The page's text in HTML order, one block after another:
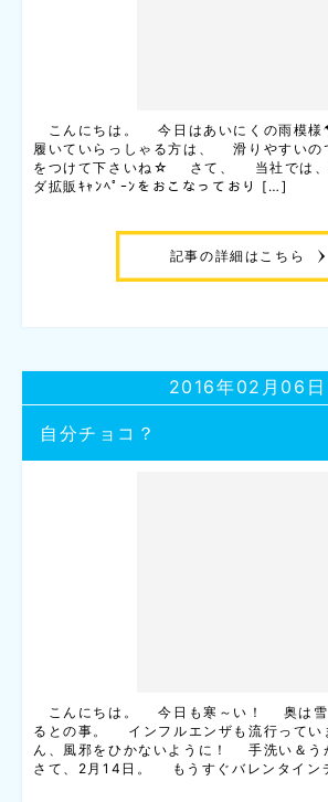
こんにちは。 今日はあいにくの雨模
履いていらっしゃる方は、 滑りやすいの
をつけて下さいね☆ さて、 当社では
ダ拡販ｷｬﾝﾍﾟｰﾝをおこなっており […]
記事の詳細はこちら
自分チョコ？
2016年02月06日
こんにちは。 今日も寒～い！ 奥は雪
るとの事。 インフルエンザも流行って
ん、風邪をひかないように！ 手洗い＆
さて、2月14日。 もうすぐバレンタイ